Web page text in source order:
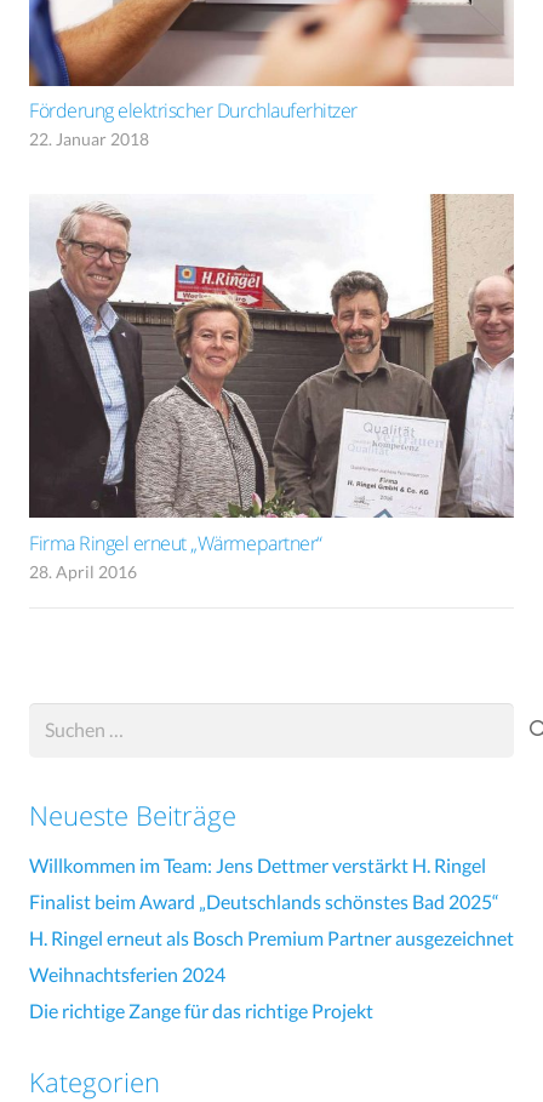
Förderung elektrischer Durchlauferhitzer
22. Januar 2018
Firma Ringel erneut „Wärmepartner“
28. April 2016
Suchen
Neueste Beiträge
Willkommen im Team: Jens Dettmer verstärkt H. Ringel
Finalist beim Award „Deutschlands schönstes Bad 2025“
H. Ringel erneut als Bosch Premium Partner ausgezeichnet
Weihnachtsferien 2024
Die richtige Zange für das richtige Projekt
Kategorien